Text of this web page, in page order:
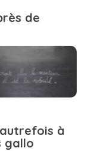
de
à
gallo